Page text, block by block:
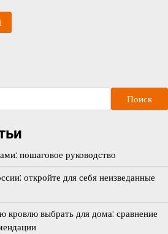
Поиск
пошаговое руководство
откройте для себя неизведанные
кровлю выбрать для дома: сравнение